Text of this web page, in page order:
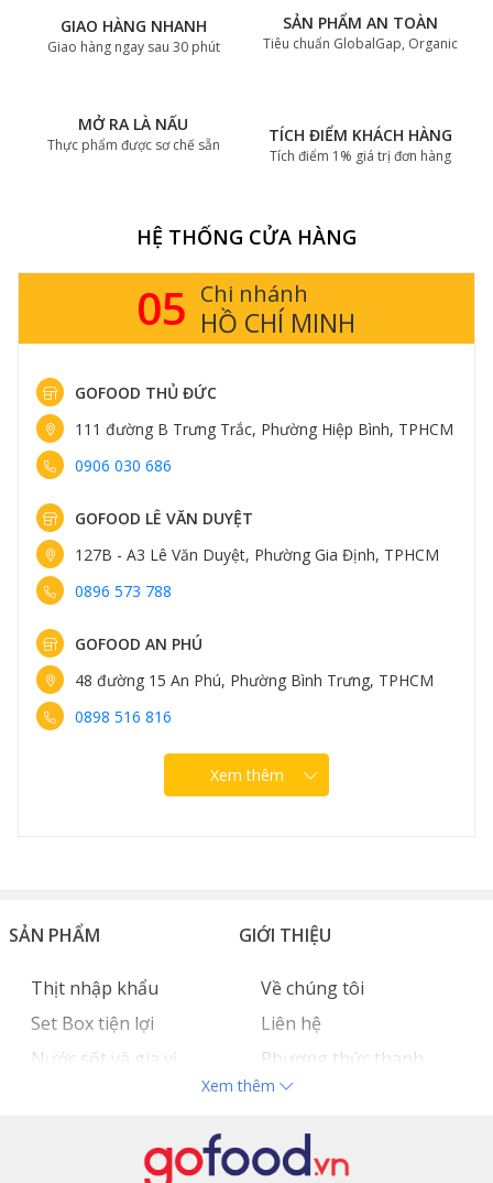
GIAO HÀNG NHANH
Giao hàng ngay sau 30 phút
SẢN PHẨM AN TOÀN
Tiêu chuẩn GlobalGap, Organic
MỞ RA LÀ NẤU
Thực phẩm được sơ chế sẵn TÍCH ĐIỂM KHÁCH HÀNG
Tích điểm 1% giá trị đơn hàng
HỆ THỐNG CỬA HÀNG
05 Chi nhánh
HỒ CHÍ MINH
GOFOOD THỦ ĐỨC
111 đường B Trưng Trắc, Phường Hiệp Bình, TPHCM
0906 030 686
GOFOOD LÊ VĂN DUYỆT
127B - A3 Lê Văn Duyệt, Phường Gia Định, TPHCM
0896 573 788
GOFOOD AN PHÚ
48 đường 15 An Phú, Phường Bình Trưng, TPHCM
0898 516 816
Xem thêm
SẢN PHẨM
Thịt nhập khẩu
Set Box tiện lợi
Nước sốt và gia vị
GIỚI THIỆU
Về chúng tôi
Liên hệ
Phương thức thanh
toán
Tuyển dụng
Xem thêm